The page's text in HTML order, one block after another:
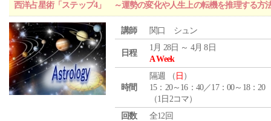
西洋占星術「ステップ4」 ～運勢の変化や人生上の転機を推理する方
講師 関口 シュン
日程
1月 28日 ～ 4月 8日
A Week
時間
隔週 （ 日 ）
15：20～16：40／17：00～18：20
（1日2コマ）
回数
全12回